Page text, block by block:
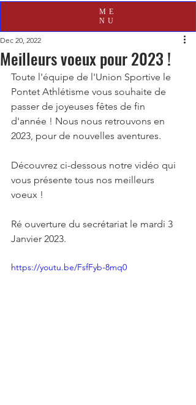
ME
NU
Meilleurs voeux pour 2023 !
Dec 20, 2022
Toute l'équipe de l'Union Sportive le
Pontet Athlétisme vous souhaite de
passer de joyeuses fêtes de fin
d'année ! Nous nous retrouvons en
2023, pour de nouvelles aventures.
Découvrez ci-dessous notre vidéo qui
vous présente tous nos meilleurs
voeux !
Ré ouverture du secrétariat le mardi 3
Janvier 2023.
https://youtu.be/FsfFyb-8mq0